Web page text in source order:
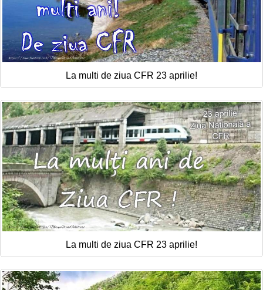
La multi de ziua CFR 23 aprilie!
La multi de ziua CFR 23 aprilie!